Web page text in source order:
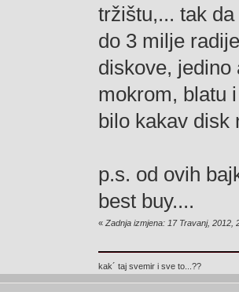
tržištu,... tak
do 3 milje
diskove, jedino
mokrom, blatu
bilo kakav disk
p.s. od ovih
best buy....
« Zadnja izmjena: 17 Travanj, 2012,
kak´ taj svemir i sve to...??